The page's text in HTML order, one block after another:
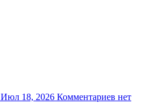
Июл 18, 2026 Комментариев нет